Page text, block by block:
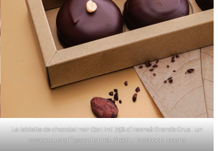
La tablette de chocolat noir Qori Inti 75% d’Hasnaâ Grands Crus : un
voyage gustatif exceptionnel. Crédit : Facebook Haasna